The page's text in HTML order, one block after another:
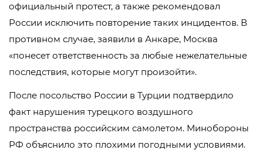
официальный протест, а также рекомендовал
России исключить повторение таких инцидентов. В
противном случае, заявили в Анкаре, Москва
«понесет ответственность за любые нежелательные
последствия, которые могут произойти».
После посольство России в Турции подтвердило
факт нарушения турецкого воздушного
пространства российским самолетом. Минобороны
РФ объяснило это плохими погодными условиями.